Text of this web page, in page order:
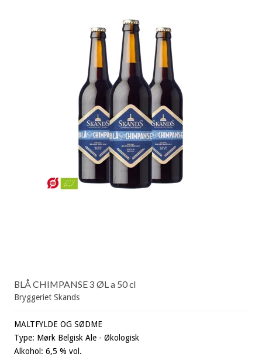
BLÅ CHIMPANSE 3 ØL a 50 cl
Bryggeriet Skands
MALTFYLDE OG SØDME
Type: Mørk Belgisk Ale - Økologisk
Alkohol: 6,5 % vol.